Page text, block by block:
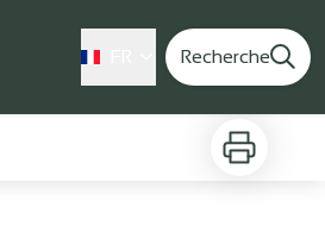
Recherche
Imprimer